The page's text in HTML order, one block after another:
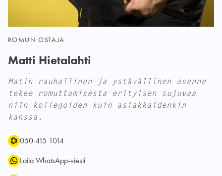
ROMUN OSTAJA
Matti Hietalahti
Matin rauhallinen ja ystävällinen asenne
tekee romuttamisesta erityisen sujuvaa
niin kollegoiden kuin asiakkaidenkin
kanssa.
Puhelin:050 415 1014
WhatsApp:
Laita WhatsApp-viesti
Sähköposti: